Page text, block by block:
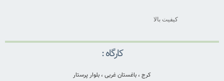
کیفیت بالا
کارگاه :
کرج ، باغستان غربی ، بلوار پرستار